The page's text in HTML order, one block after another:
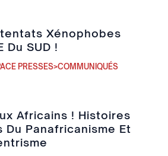
Xénophobes
Du SUD !
PRESSES>COMMUNIQUÉS
Africains ! Histoires
Du Panafricanisme Et